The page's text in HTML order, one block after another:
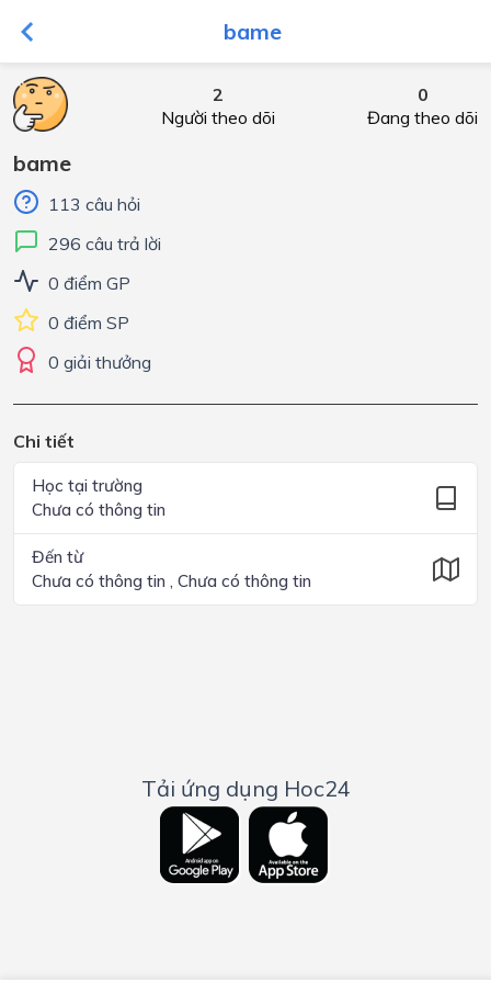
bame
2
Người theo dõi
0
Đang theo dõi
bame
113 câu hỏi
296 câu trả lời
0 điểm GP
0 điểm SP
0 giải thưởng
Chi tiết
Học tại trường
Chưa có thông tin
Đến từ
Chưa có thông tin , Chưa có thông tin
Tải ứng dụng Hoc24